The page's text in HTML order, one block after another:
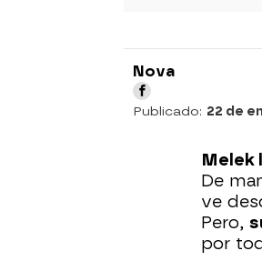
Nova
Publicado: 22 de
Melek
De
ve
Pero,
por